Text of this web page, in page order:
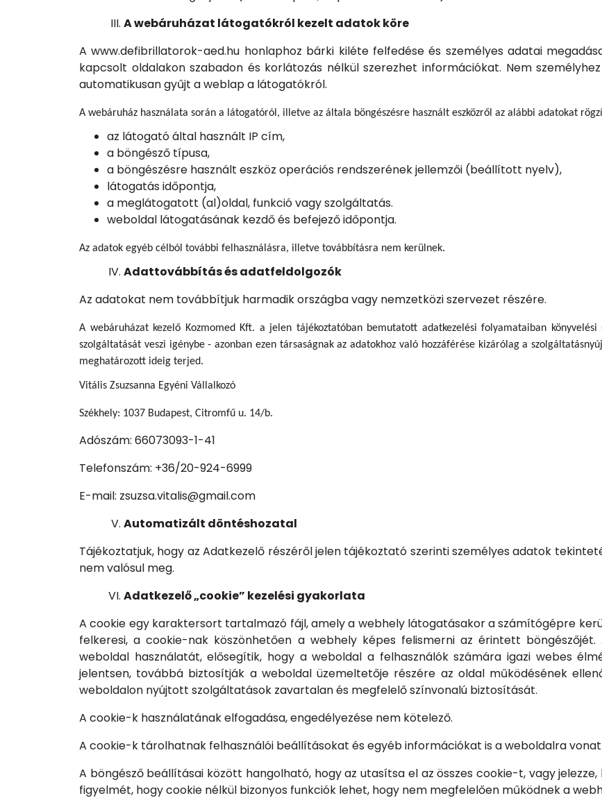
A webáruházat látogatókról kezelt adatok köre
A www.defibrillatorok-aed.hu honlaphoz bárki kiléte felfedése és személyes adatai
kapcsolt oldalakon szabadon és korlátozás nélkül szerezhet információkat. Nem
automatikusan gyűjt a weblap a látogatókról.
A webáruház használata során a látogatóról, illetve az általa böngészésre használt eszközről az alábbi adatokat
az látogató által használt IP cím,
a böngésző típusa,
a böngészésre használt eszköz operációs rendszerének jellemzői (beállított nyelv),
látogatás időpontja,
a meglátogatott (al)oldal, funkció vagy szolgáltatás.
weboldal látogatásának kezdő és befejező időpontja.
Az adatok egyéb célból további felhasználásra, illetve továbbításra nem kerülnek.
Adattovábbítás és adatfeldolgozók
Az adatokat nem továbbítjuk harmadik országba vagy nemzetközi szervezet részére.
A webáruházat kezelő Kozmomed Kft. a jelen tájékoztatóban bemutatott adatkezelési folyamataiban
szolgáltatását veszi igénybe - azonban ezen társaságnak az adatokhoz való hozzáférése kizárólag a
meghatározott ideig terjed.
Vitális Zsuzsanna Egyéni Vállalkozó
Székhely: 1037 Budapest, Citromfű u. 14/b.
Adószám: 66073093-1-41
Telefonszám: +36/20-924-6999
E-mail: zsuzsa.vitalis@gmail.com
Automatizált döntéshozatal
Tájékoztatjuk, hogy az Adatkezelő részéről jelen tájékoztató szerinti személyes adatok
nem valósul meg.
Adatkezelő „cookie” kezelési gyakorlata
A cookie egy karaktersort tartalmazó fájl, amely a webhely látogatásakor a számítógépre
felkeresi, a cookie-nak köszönhetően a webhely képes felismerni az érintett
weboldal használatát, elősegítik, hogy a weboldal a felhasználók számára igazi webes
jelentsen, továbbá biztosítják a weboldal üzemeltetője részére az oldal működésének
weboldalon nyújtott szolgáltatások zavartalan és megfelelő színvonalú biztosítását.
A cookie-k használatának elfogadása, engedélyezése nem kötelező.
A cookie-k tárolhatnak felhasználói beállításokat és egyéb információkat is a weboldalra
A böngésző beállításai között hangolható, hogy az utasítsa el az összes cookie-t, vagy
figyelmét, hogy cookie nélkül bizonyos funkciók lehet, hogy nem megfelelően működnek a